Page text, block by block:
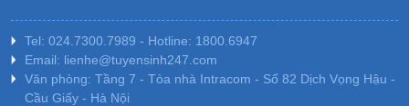
Tel: 024.7300.7989 - Hotline: 1800.6947
Email: lienhe@tuyensinh247.com
Văn phòng: Tầng 7 - Tòa nhà Intracom - Số 82 Dịch Vọng Hậu -
Cầu Giấy - Hà Nội